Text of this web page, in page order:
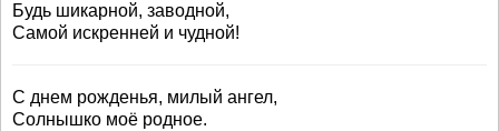
Будь шикарной, заводной,
Самой искренней и чудной!
С днем рожденья, милый ангел,
Солнышко моё родное.